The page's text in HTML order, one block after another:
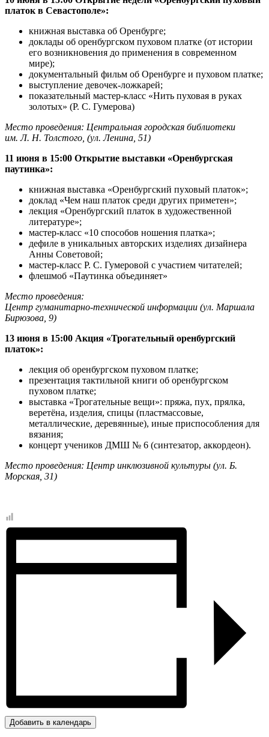
платок в Севастополе»:
книжная выставка об Оренбурге;
доклады об оренбургском пуховом платке (от истории
его возникновения до применения в современном
мире);
документальный фильм об Оренбурге и пуховом платке;
выступление девочек-ложкарей;
показательный мастер-класс «Нить пуховая в руках
золотых» (Р. С. Гумерова)
Место проведения: Центральная городская библиотеки
им. Л. Н. Толстого, (ул. Ленина, 51)
11 июня в 15:00 Открытие выставки «Оренбургская
паутинка»:
книжная выставка «Оренбургский пуховый платок»;
доклад «Чем наш платок среди других приметен»;
лекция «Оренбургский платок в художественной
литературе»;
мастер-класс «10 способов ношения платка»;
дефиле в уникальных авторских изделиях дизайнера
Анны Советовой;
мастер-класс Р. С. Гумеровой с участием читателей;
флешмоб «Паутинка объединяет»
Место проведения:
Центр гуманитарно-технической информации (ул. Маршала
Бирюзова, 9)
13 июня в 15:00 Акция «Трогательный оренбургский
платок»:
лекция об оренбургском пуховом платке;
презентация тактильной книги об оренбургском
пуховом платке;
выставка «Трогательные вещи»: пряжа, пух, прялка,
веретёна, изделия, спицы (пластмассовые,
металлические, деревянные), иные приспособления для
вязания;
концерт учеников ДМШ № 6 (синтезатор, аккордеон).
Место проведения: Центр инклюзивной культуры (ул. Б.
Морская, 31)
Добавить в календарь